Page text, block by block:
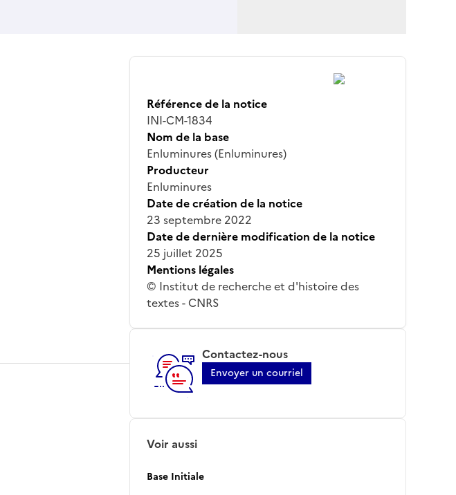
Référence de la notice
INI-CM-1834
Nom de la base
Enluminures (Enluminures)
Producteur
Enluminures
Date de création de la notice
23 septembre 2022
Date de dernière modification de la notice
25 juillet 2025
Mentions légales
© Institut de recherche et d'histoire des
textes - CNRS
Contactez-nous
Envoyer un courriel
Voir aussi
Base Initiale